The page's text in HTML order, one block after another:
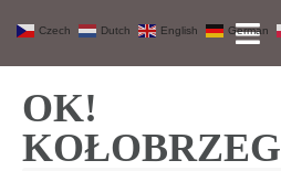
OK!
KOŁOBRZEG
Czech Dutch English German